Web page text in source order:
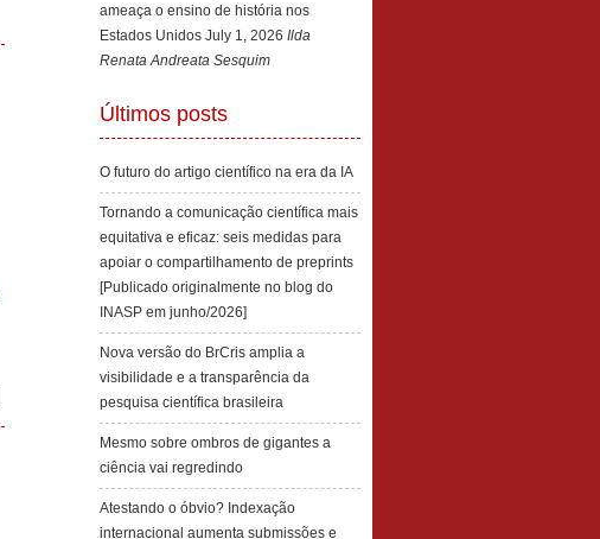
ameaça o ensino de história nos
Estados Unidos July 1, 2026 Ilda
Renata Andreata Sesquim
Últimos posts
O futuro do artigo científico na era da IA
Tornando a comunicação científica mais
equitativa e eficaz: seis medidas para
apoiar o compartilhamento de preprints
[Publicado originalmente no blog do
INASP em junho/2026]
Nova versão do BrCris amplia a
visibilidade e a transparência da
pesquisa científica brasileira
Mesmo sobre ombros de gigantes a
ciência vai regredindo
Atestando o óbvio? Indexação
internacional aumenta submissões e